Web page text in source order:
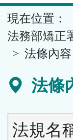
容
區
塊
現在位置：
法務部矯正
法條內容
法條
法規名